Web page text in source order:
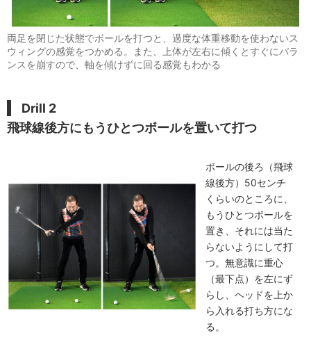
両足を閉じた状態でボールを打つと、過度な体重移動を使わないス
ウィングの感覚をつかめる。また、上体が左右に傾くとすぐにバラ
ンスを崩すので、軸を傾けずに回る感覚もわかる
Drill 2
飛球線後方にもうひとつボールを置いて打つ
ボールの後ろ（飛球
線後方）50センチ
くらいのところに、
もうひとつボールを
置き、それには当た
らないようにして打
つ。無意識に重心
（最下点）を左にず
らし、ヘッドを上か
ら入れる打ち方にな
る。